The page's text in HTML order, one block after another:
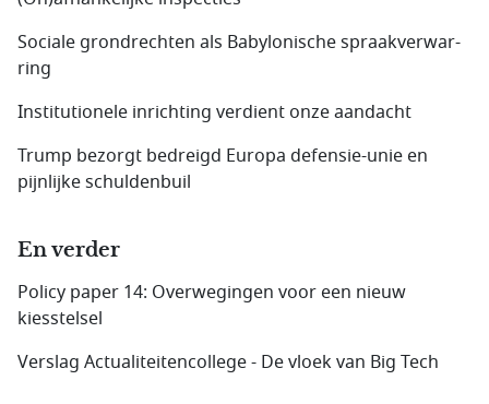
Sociale grondrechten als Babylonische spraakverwar­
ring
Institutionele inrichting verdient onze aandacht
Trump bezorgt bedreigd Europa defensie-unie en
pijnlijke schuldenbuil
En verder
Policy paper 14: Overwegingen voor een nieuw
kiesstelsel
Verslag Actualiteitencollege - De vloek van Big Tech